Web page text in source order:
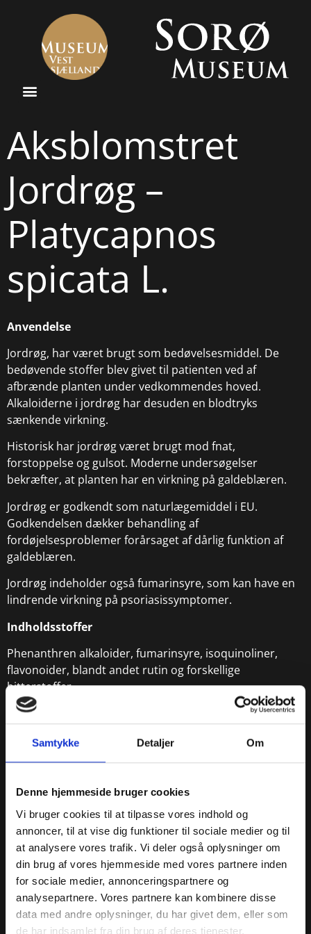
Samtykke Detaljer Om
Denne hjemmeside bruger cookies
Vi bruger cookies til at tilpasse vores indhold og
annoncer, til at vise dig funktioner til sociale medier og til
at analysere vores trafik. Vi deler også oplysninger om
din brug af vores hjemmeside med vores partnere inden
for sociale medier, annonceringspartnere og
analysepartnere. Vores partnere kan kombinere disse
data med andre oplysninger, du har givet dem, eller som
de har indsamlet fra din brug af deres tjenester.
Aksblomstret
Jordrøg –
Platycapnos
spicata L.
Anvendelse
Jordrøg, har været brugt som bedøvelsesmiddel. De
bedøvende stoffer blev givet til patienten ved af
afbrænde planten under vedkommendes hoved.
Alkaloiderne i jordrøg har desuden en blodtryks
sænkende virkning.
Historisk har jordrøg været brugt mod fnat,
forstoppelse og gulsot. Moderne undersøgelser
bekræfter, at planten har en virkning på galdeblæren.
Jordrøg er godkendt som naturlægemiddel i EU.
Godkendelsen dækker behandling af
fordøjelsesproblemer forårsaget af dårlig funktion af
galdeblæren.
Jordrøg indeholder også fumarinsyre, som kan have en
lindrende virkning på psoriasissymptomer.
Indholdsstoffer
Phenanthren alkaloider, fumarinsyre, isoquinoliner,
flavonoider, blandt andet rutin og forskellige
bitterstoffer.
« Apotekerhaven
« Planteoversigt